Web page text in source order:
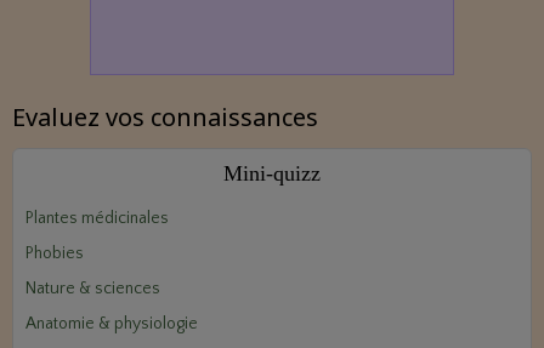
Evaluez vos connaissances
Mini‑quizz
Plantes médicinales
Phobies
Nature & sciences
Anatomie & physiologie